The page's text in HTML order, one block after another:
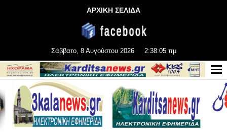
ΑΡΧΙΚΗ ΣΕΛΙΔΑ
Σάββατο, 8 Αυγούστου 2026 2:38:05 πμ